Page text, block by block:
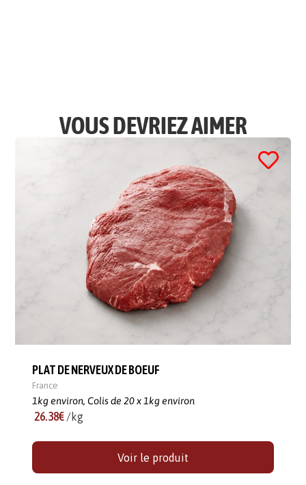
VOUS DEVRIEZ AIMER
PLAT DE NERVEUX DE BOEUF
France
1kg environ, Colis de 20 x 1kg environ
26.38€ /kg
Voir le produit